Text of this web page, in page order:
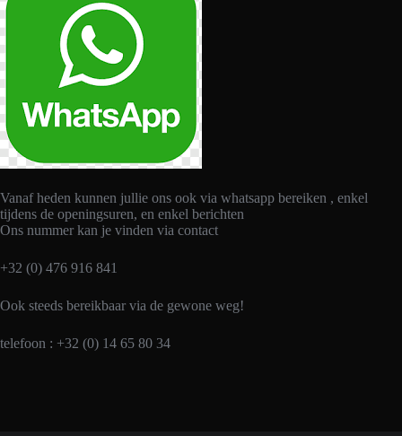
Vanaf heden kunnen jullie ons ook via whatsapp bereiken , enkel
tijdens de openingsuren, en enkel berichten
Ons nummer kan je vinden via contact
+32 (0) 476 916 841
Ook steeds bereikbaar via de gewone weg!
telefoon : +32 (0) 14 65 80 34